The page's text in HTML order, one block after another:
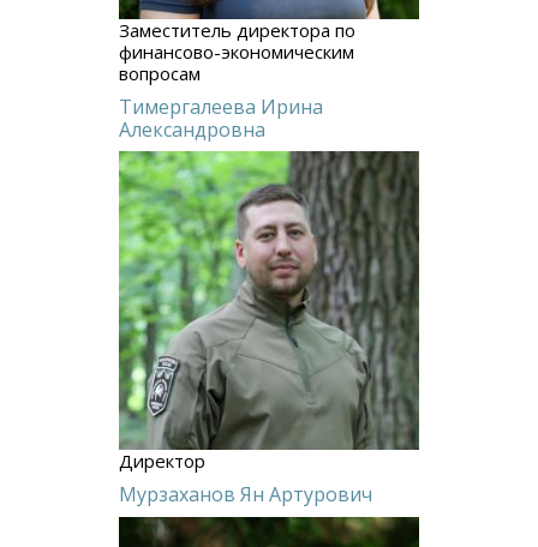
Заместитель директора по
финансово-экономическим
вопросам
Тимергалеева Ирина
Александровна
Директор
Мурзаханов Ян Артурович